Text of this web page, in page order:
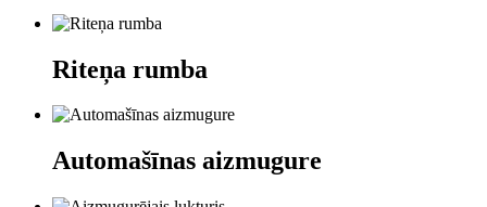
Riteņa rumba
Automašīnas aizmugure